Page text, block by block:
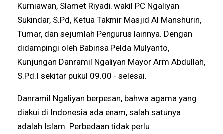
Kurniawan, Slamet Riyadi, wakil PC Ngaliyan
Sukindar, S.Pd, Ketua Takmir Masjid Al Manshurin,
Tumar, dan sejumlah Pengurus lainnya. Dengan
didampingi oleh Babinsa Pelda Mulyanto,
Kunjungan Danramil Ngaliyan Mayor Arm Abdullah,
S.Pd.I sekitar pukul 09.00 - selesai.
Danramil Ngaliyan berpesan, bahwa agama yang
diakui di Indonesia ada enam, salah satunya
adalah Islam. Perbedaan tidak perlu